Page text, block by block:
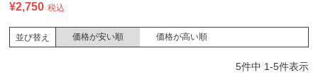
¥2,750 税込
並び替え 価格が安い順 価格が高い順
5件中 1-5件表示